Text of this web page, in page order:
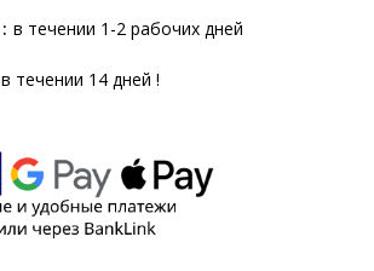
в течении 1-2 рабочих дней
в течении 14 дней !